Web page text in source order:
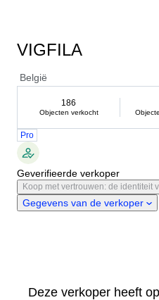
VIGFILA
België
186
Objecten verkocht
Pro
Geverifieerde verkoper
Koop met vertrouwen: de identiteit
Gegevens van de verkoper
Deze verkoper heeft